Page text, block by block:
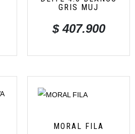
GRIS MUJ
$407.900
MORAL FILA